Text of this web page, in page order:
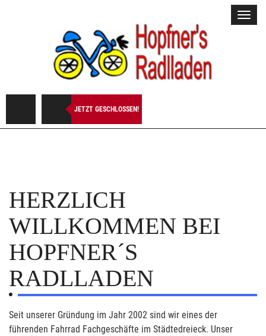
JETZT GESCHLOSSEN!
HERZLICH
WILLKOMMEN BEI
HOPFNER´S
RADLLADEN
Seit unserer Gründung im Jahr 2002 sind wir eines der
führenden Fahrrad Fachgeschäfte im Städtedreieck. Unser